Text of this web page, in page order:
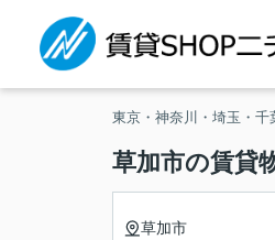
東京・神奈川・埼玉・千
草加市の賃貸
草加市